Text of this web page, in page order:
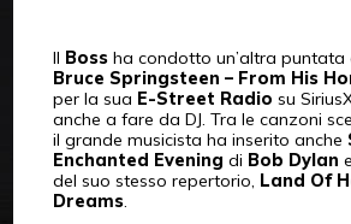
Il Bossha condotto un’altra puntata
Bruce Springsteen – From His
per la sua E-Street Radio su
anche a fare da DJ. Tra le canzoni
il grande musicista ha inserito anche
Enchanted Evening di Bob Dylan
del suo stesso repertorio, Land Of
Dreams.